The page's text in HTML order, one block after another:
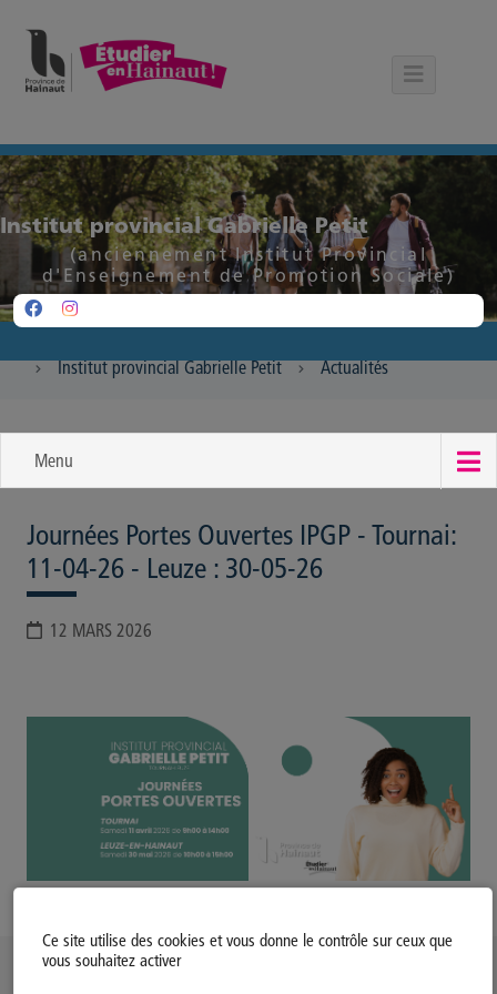
Ce site utilise des cookies et vous donne le contrôle sur ceux que
vous souhaitez activer
Institut provincial Gabrielle Petit
(anciennement Institut Provincial
d'Enseignement de Promotion Sociale)
Institut provincial Gabrielle Petit Actualités
Menu
Journées Portes Ouvertes IPGP - Tournai:
11-04-26 - Leuze : 30-05-26
12 MARS 2026